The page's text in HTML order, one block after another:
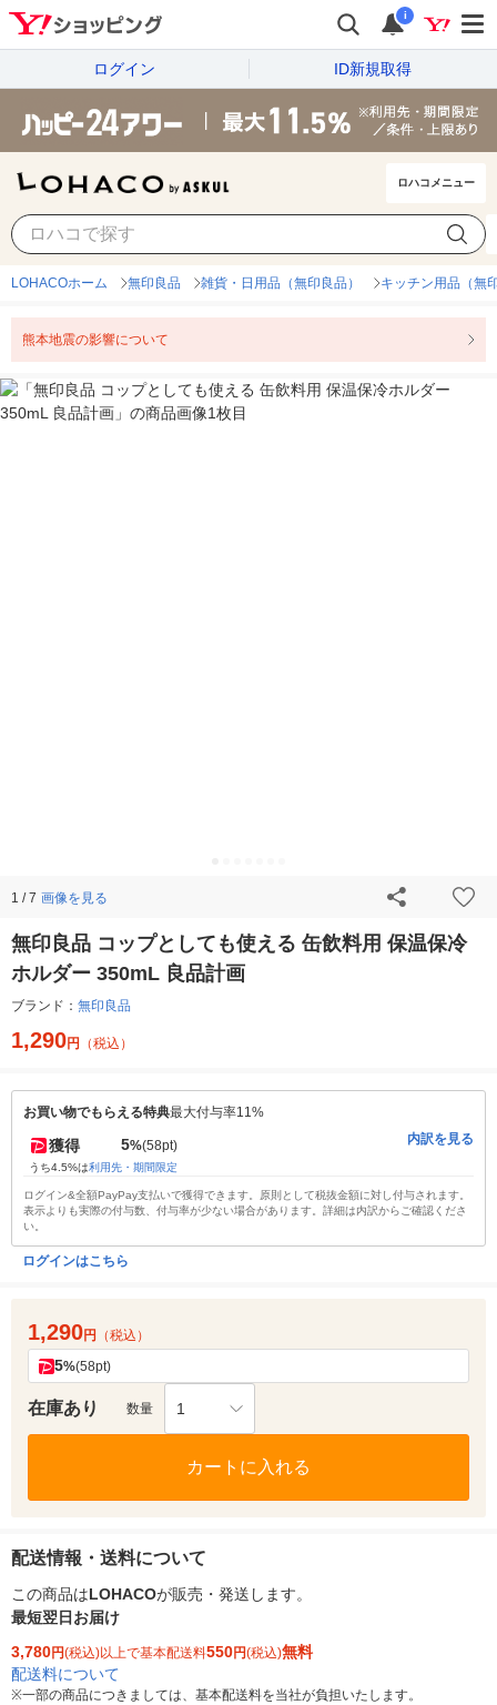
i
ログイン ID新規取得
ロハコメニュー
LOHACOホーム 無印良品 雑貨・日用品（無印良品） キッチン用品（無
熊本地震の影響について
1 / 7 画像を見る
無印良品 コップとしても使える 缶飲料用 保温保冷
ホルダー 350mL 良品計画
ブランド： 無印良品
1,290円 （税込）
お買い物でもらえる特典最大付与率11%
獲得 5%(58pt)
うち4.5%は利用先・期間限定
内訳を見る
ログイン&全額PayPay支払いで獲得できます。原則として税抜金額に対し付与されます。
表示よりも実際の付与数、付与率が少ない場合があります。詳細は内訳からご確認くださ
い。
ログインはこちら
1,290円 （税込）
5%(58pt)
在庫あり 数量 1
カートに入れる
配送情報・送料について
この商品はLOHACOが販売・発送します。
最短翌日お届け
3,780円(税込)以上で基本配送料550円(税込)無料
配送料について
※一部の商品につきましては、基本配送料を当社が負担いたします。